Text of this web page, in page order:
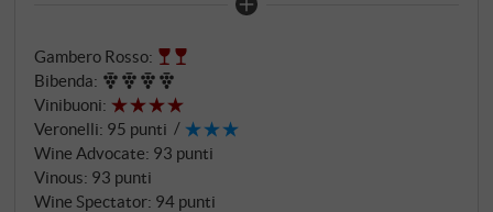
su un nucleo di acidi freschi e brillanti che affiancano i
tabacco ed erbe dolci indugiano a lungo su un
delicato strato di tannini fini. Ha una succosità, una
finezza e una struttura che gli garantiranno una lunga
vita. SUPERIORE.DE
Gambero Rosso:
Bibenda:
Vinibuoni:
Veronelli: 95 punti
Wine Advocate: 93 punti
Vinous: 93 punti
Wine Spectator: 94 punti